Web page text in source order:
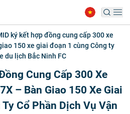
ký kết hợp đồng cung cấp 300 xe
150 xe giai đoạn 1 cùng Công ty
du lịch Bắc Ninh FC
Cung Cấp 300 Xe
– Bàn Giao 150 Xe Giai
Cổ Phần Dịch Vụ Vận